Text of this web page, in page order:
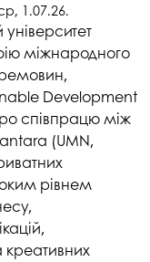
1.07.26.
міжнародного
Development
співпрацю між
(UMN,
рівнем